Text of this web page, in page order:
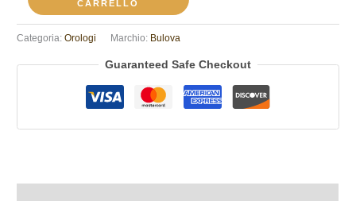
CARRELLO
Categoria:Orologi Marchio: Bulova
Guaranteed Safe Checkout